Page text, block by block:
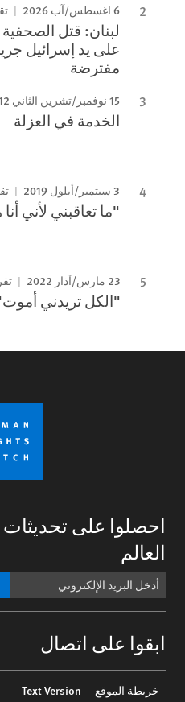
6 اغسطس/آب 2026
لبنان: قتل
على يد إسرائيل
مفترضة
15 نوفمبر/تشرين الثاني 2012
الخدمة في العزلة
3 سبتمبر/أيلول 2019
"ما تعاقبني لأني
23 مارس/آذار 2022
"الكل تريدني
احصلوا على
العالم
ابقوا على اتصال
خريطة الموقع Text Version